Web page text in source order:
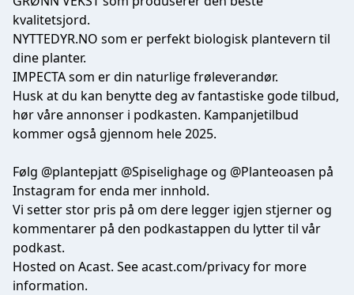
kvalitetsjord.
NYTTEDYR.NO som er perfekt biologisk plantevern til
dine planter.
IMPECTAsom er din naturlige frøleverandør.
Husk at du kan benytte deg av fantastiske gode tilbud,
hør våre annonser i podkasten. Kampanjetilbud
kommer også gjennom hele 2025.
Følg @plantepjatt @Spiselighage og @Planteoasen på
Instagram for enda mer innhold.
Vi setter stor pris på om dere legger igjen stjerner og
kommentarer på den podkastappen du lytter til vår
podkast.
Hosted on Acast. Seeacast.com/privacyfor more
information.